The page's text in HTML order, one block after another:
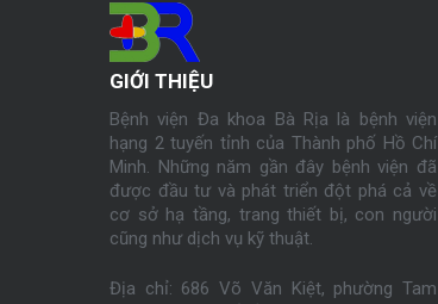
GIỚI THIỆU
Bệnh viện Đa khoa Bà Rịa là bệnh viện
hạng 2 tuyến tỉnh của Thành phố Hồ Chí
Minh. Những năm gần đây bệnh viện đã
được đầu tư và phát triển đột phá cả về
cơ sở hạ tầng, trang thiết bị, con người
cũng như dịch vụ kỹ thuật.
Địa chỉ: 686 Võ Văn Kiệt, phường Tam